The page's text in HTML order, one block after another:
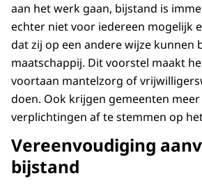
aan het werk gaan, bijstand is
echter niet voor iedereen mogelijk
dat zij op een andere wijze kunnen
maatschappij. Dit voorstel maakt
voortaan mantelzorg of
doen. Ook krijgen gemeenten
verplichtingen af te stemmen op
Vereenvoudiging
bijstand